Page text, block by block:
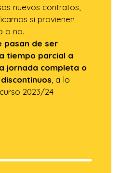
nuevos contratos,
si provienen
o no.
pasan de ser
tiempo parcial a
jornada completa o
, a lo
2023/24